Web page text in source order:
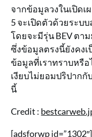
จากข้อมูลวงในเปิดเ
5 จะเปิดตัวด้วยระบ
โดยจะมีรุ่น BEV ตา
ซึ่งข้อมูลตรงนี้ยังคง
ข้อมูลที่เราทราบหรือ
เงียบไม่ยอมปริปาก
นี้
Credit :
[adsforwp id=”1302″]